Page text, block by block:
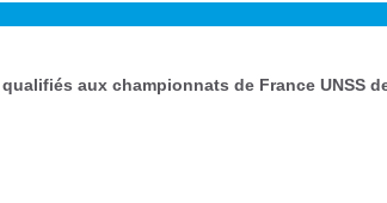
aux championnats de France UNSS